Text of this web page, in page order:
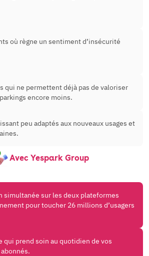
où règne un sentiment d’insécurité
qui ne permettent déjà pas de valoriser
encore moins.
peu adaptés aux nouveaux usages et
Avec Yespark Group
simultanée sur les deux plateformes
pour toucher 26 millions d’usagers
qui prend soin au quotidien de vos